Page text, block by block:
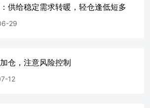
供给稳定需求转暖，轻仓逢低短多
29
仓，注意风险控制
12